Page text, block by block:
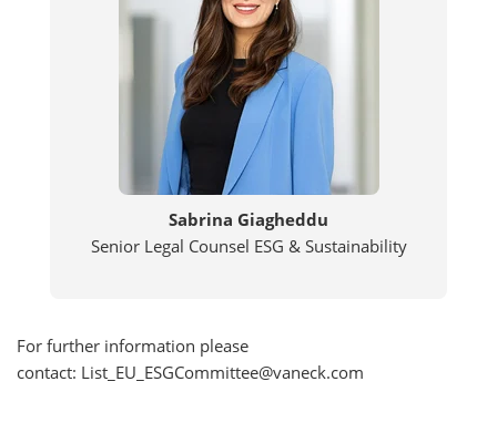
Sabrina Giagheddu
Senior Legal Counsel ESG & Sustainability
For further information please
contact: List_EU_ESGCommittee@vaneck.com